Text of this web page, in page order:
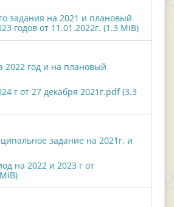
задания на 2021 и плановый
годов от 11.01.2022г. (1.3 MiB)
2022 год и на плановый
г от 27 декабря 2021г.pdf (3.3
задание на 2021г. и
на 2022 и 2023 г от